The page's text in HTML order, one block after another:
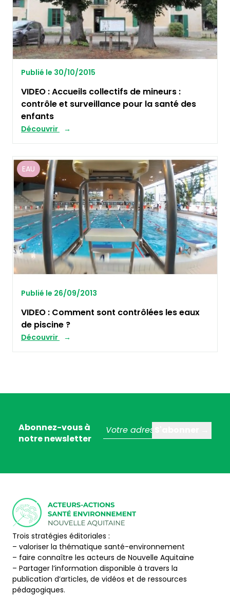
Publié le 30/10/2015
VIDEO : Accueils collectifs de mineurs :
contrôle et surveillance pour la santé des
enfants
Découvrir
EAU
Publié le 26/09/2013
VIDEO : Comment sont contrôlées les eaux
de piscine ?
Découvrir
Abonnez-vous à
notre newsletter
Trois stratégies éditoriales :
– valoriser la thématique santé-environnement
– faire connaître les acteurs de Nouvelle Aquitaine
– Partager l’information disponible à travers la
publication d’articles, de vidéos et de ressources
pédagogiques.